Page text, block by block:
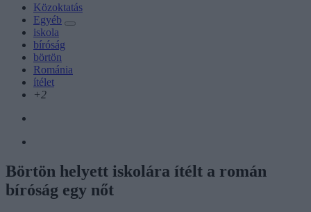
Közoktatás
Egyéb
iskola
bíróság
börtön
Románia
ítélet
+2
Börtön helyett iskolára ítélt a román
bíróság egy nőt